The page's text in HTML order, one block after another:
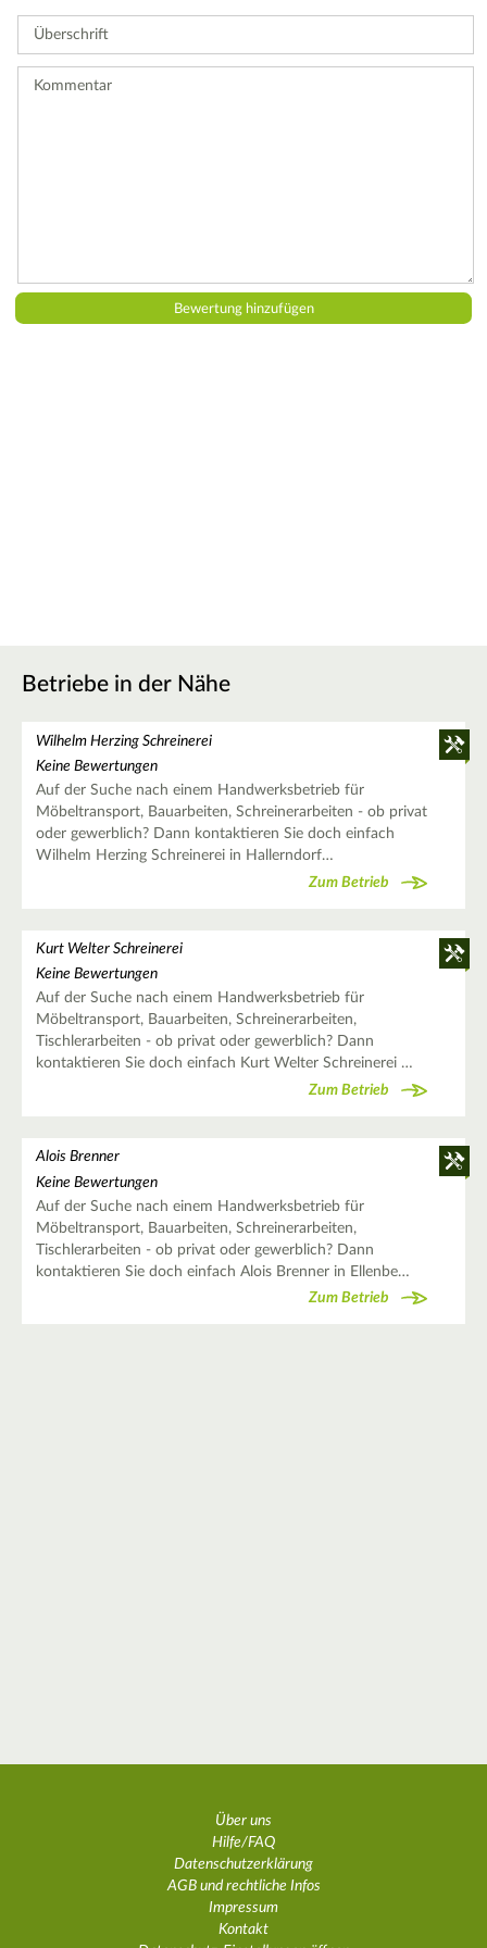
eine
Betriebe in der Nähe
Wilhelm Herzing Schreinerei
Keine Bewertungen
Auf der Suche nach einem Handwerksbetrieb für
Möbeltransport, Bauarbeiten, Schreinerarbeiten - ob privat
oder gewerblich? Dann kontaktieren Sie doch einfach
Wilhelm Herzing Schreinerei in Hallerndorf…
Zum Betrieb
Kurt Welter Schreinerei
Keine Bewertungen
Auf der Suche nach einem Handwerksbetrieb für
Möbeltransport, Bauarbeiten, Schreinerarbeiten,
Tischlerarbeiten - ob privat oder gewerblich? Dann
kontaktieren Sie doch einfach Kurt Welter Schreinerei …
Zum Betrieb
Alois Brenner
Keine Bewertungen
Auf der Suche nach einem Handwerksbetrieb für
Möbeltransport, Bauarbeiten, Schreinerarbeiten,
Tischlerarbeiten - ob privat oder gewerblich? Dann
kontaktieren Sie doch einfach Alois Brenner in Ellenbe…
Zum Betrieb
Über uns
Hilfe/FAQ
Datenschutzerklärung
AGB und rechtliche Infos
Impressum
Kontakt